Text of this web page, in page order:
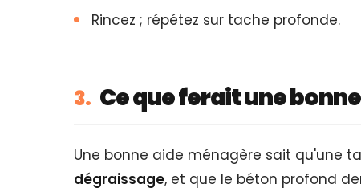
Rincez ; répétez sur tache profonde.
3. Ce que ferait une
Une bonne aide ménagère sait qu'une
dégraissage, et que le béton profond